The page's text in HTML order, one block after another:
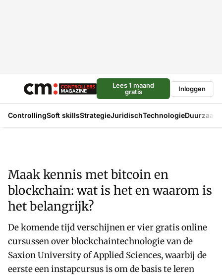
Lees 1 maand
gratis
Inloggen
ControllingSoft skillsStrategieJuridischTechnologie
Maak kennis met bitcoin en
blockchain: wat is het en waarom is
het belangrijk?
De komende tijd verschijnen er vier gratis online
cursussen over blockchaintechnologie van de
Saxion University of Applied Sciences, waarbij de
eerste een instapcursus is om de basis te leren